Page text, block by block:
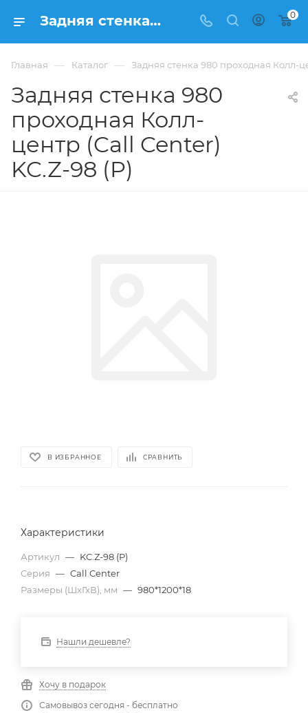
Задняя стенка 980 проходная Колл-центр (Call Center) KC.Z-98 (P) купить в Москве, цена . - интернет-магазин ФРАНКОМ 0
Главная — Каталог — Задняя стенка 980 проходная Колл-
Задняя стенка 980
проходная Колл-
центр (Call Center)
KC.Z-98 (P)
В ИЗБРАННОЕ СРАВНИТЬ
Характеристики
Артикул — KC.Z-98 (P)
Серия — Call Center
Размеры (ШхГхВ), мм — 980*1200*18
Нашли дешевле?
Хочу в подарок
Самовывоз сегодня - бесплатно